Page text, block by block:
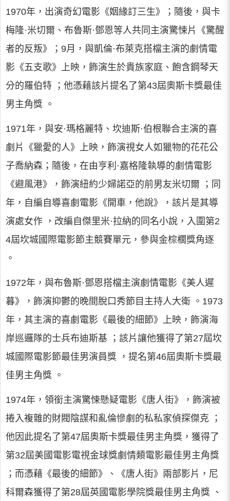
1970年，出演奇幻電影《姻緣訂三生》；隨後，與卡
梅隆·米切爾、布魯斯·鄧恩等人共同主演驚悚片《驚醒
者的反叛》；9月，與凱倫·布萊克搭檔主演的劇情電
影《五支歌》上映，飾演生於貴族家庭、飽含鋼琴天
分的羅伯特 ；他憑藉該片提名了第43屆奧斯卡獎最佳
男主角獎 。
1971年，與安·瑪格麗特、坎迪斯·伯根聯合主演的喜
劇片《獵愛的人》上映，飾演視女人如獵物的花花公
子喬納森；隨後，在由亨利·嘉格隆執導的劇情電影
《避風港》，飾演紐約少婦諾亞的前男友米切爾 ；同
年，自編自導喜劇電影《開車，他說》，該片是其導
演處女作 ，改編自傑里米·拉納的同名小說，入圍第2
4屆坎城國際電影節主競賽單元，參與金棕櫚獎角逐
。
1972年，與布魯斯·鄧恩搭檔主演劇情電影《美人遲
暮》，飾演抑鬱的晚間脫口秀節目主持人大衛 。1973
年，其主演的喜劇電影《最後的細節》上映，飾演海
岸巡邏隊的士兵布迪斯基 ；該片讓他獲得了第27屆坎
城國際電影節最佳男演員獎 ，提名第46屆奧斯卡獎最
佳男主角獎 。
1974年，領銜主演驚悚懸疑電影《唐人街》，飾演被
捲入複雜的財閥陰謀和亂倫慘劇的私私家偵探傑克 ；
他因此提名了第47屆奧斯卡獎最佳男主角獎，獲得了
第32屆美國電影電視金球獎劇情類電影最佳男主角獎
；而憑藉《最後的細節》、《唐人街》兩部影片，尼
科爾森獲得了第28屆英國電影學院獎最佳男主角獎 、